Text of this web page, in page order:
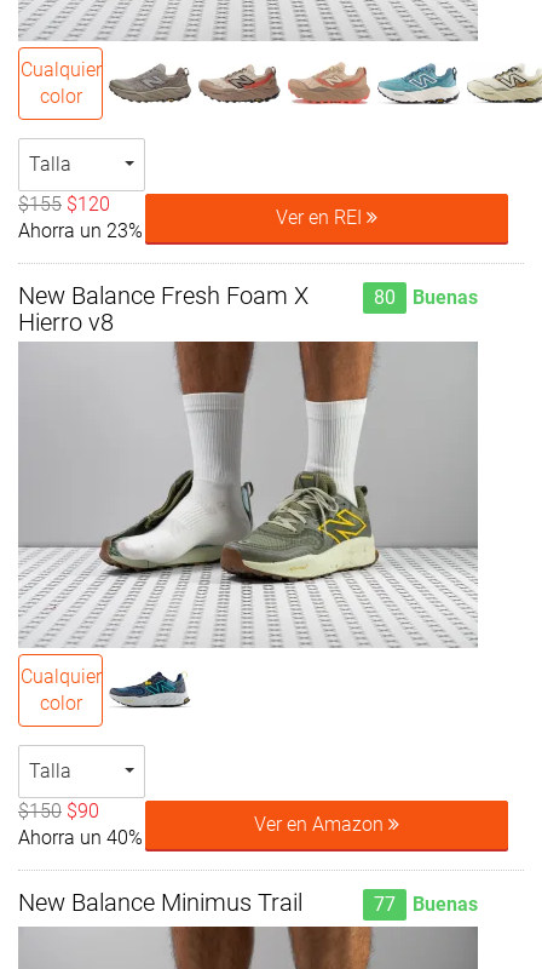
Cualquier
color
Talla
$155 $120
Ahorra un 23%
Ver en REI
New Balance Fresh Foam X
Hierro v8
80 Buenas
Cualquier
color
Talla
$150 $90
Ahorra un 40%
Ver en Amazon
New Balance Minimus Trail 77 Buenas